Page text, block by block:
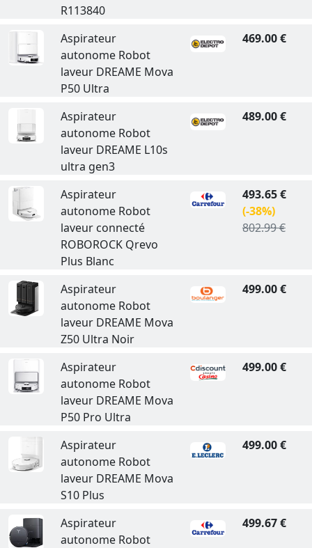
R113840
Aspirateur
autonome Robot
laveur DREAME Mova
P50 Ultra
469.00 €
Aspirateur
autonome Robot
laveur DREAME L10s
ultra gen3
489.00 €
Aspirateur
autonome Robot
laveur connecté
ROBOROCK Qrevo
Plus Blanc
493.65 €
(-38%)
802.99 €
Aspirateur
autonome Robot
laveur DREAME Mova
Z50 Ultra Noir
499.00 €
Aspirateur
autonome Robot
laveur DREAME Mova
P50 Pro Ultra
499.00 €
Aspirateur
autonome Robot
laveur DREAME Mova
S10 Plus
499.00 €
Aspirateur
autonome Robot
499.67 €